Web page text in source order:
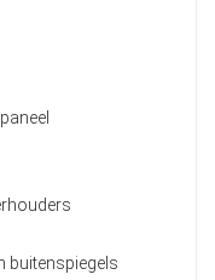
buitenspiegels